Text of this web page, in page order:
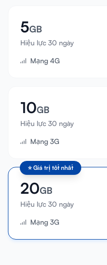
5GB
Hiệu lực 30 ngày
Mạng 4G
10GB
Hiệu lực 30 ngày
Mạng 3G
⭐Giá trị tốt nhất
20GB
Hiệu lực 30 ngày
Mạng 3G